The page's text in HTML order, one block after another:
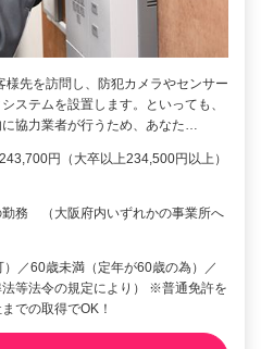
様先を訪問し、防犯カメラやセンサー
ステムを設置します。といっても、
協力業者が行うため、あなた…
円（大卒以上234,500円以上）
勤務 （大阪府内いずれかの事業所へ
／60歳未満（定年が60歳の為）／
等法令の規定により） ※普通免許を
での取得でOK！